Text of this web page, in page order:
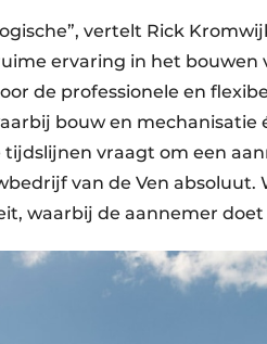
vertelt Rick
ervaring in het bouwen
de professionele en
bouw en mechanisatie
vraagt om een
van de Ven absoluut.
waarbij de aannemer doet